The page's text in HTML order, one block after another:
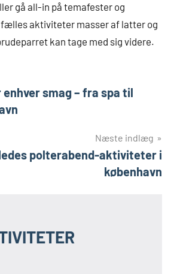
gå all-in på temafester og
fælles aktiviteter masser af latter og
kan tage med sig videre.
smag – fra spa til
Næste indlæg
polterabend-aktiviteter i
københavn